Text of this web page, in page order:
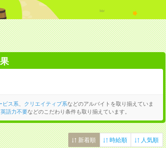
ビス系 クリエイティブ系などのアルバイトを取り揃えていま
英語力不要などのこだわり条件も取り揃えています。
新着順 時給順 人気順